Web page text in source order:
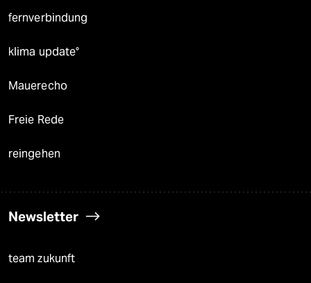
fernverbindung
klima update°
Mauerecho
Freie Rede
reingehen
Newsletter
team zukunft